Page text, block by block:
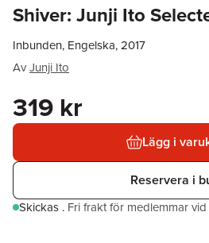
Shiver: Junji Ito
Inbunden, Engelska, 2017
AvJunji Ito
319 kr
Lägg i
Reservera i
Skickas . Fri frakt för medlemmar